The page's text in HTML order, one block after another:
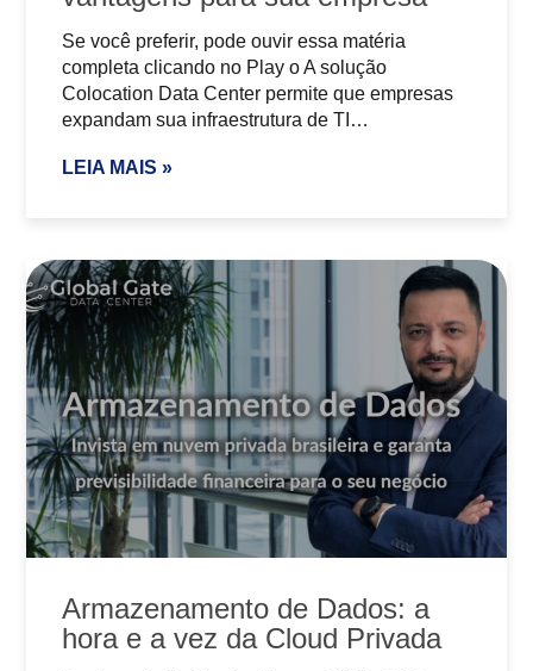
Se você preferir, pode ouvir essa matéria
completa clicando no Play o A solução
Colocation Data Center permite que empresas
expandam sua infraestrutura de TI…
LEIA MAIS »
Armazenamento de Dados: a
hora e a vez da Cloud Privada